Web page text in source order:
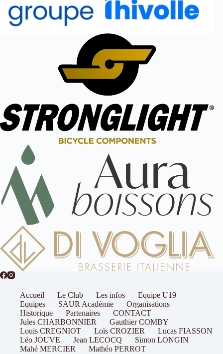
Accueil Le Club Les infos
Equipe U19
Equipes
SAUR Académie
Organisations
Historique
Partenaires
CONTACT
Jules CHARBONNIER
Gauthier COMBY
Louis CREGNIOT
Loïs CROZIER
Lucas FIASSON
Léo JOUVE
Jean LECOCQ
Simon LONGIN
Mahé MERCIER
Mathéo PERROT